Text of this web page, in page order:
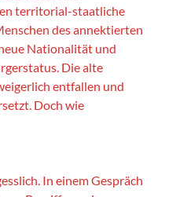
territorial-staatliche
des annektierten
Nationalität und
Die alte
entfallen und
Doch wie
In einem Gespräch